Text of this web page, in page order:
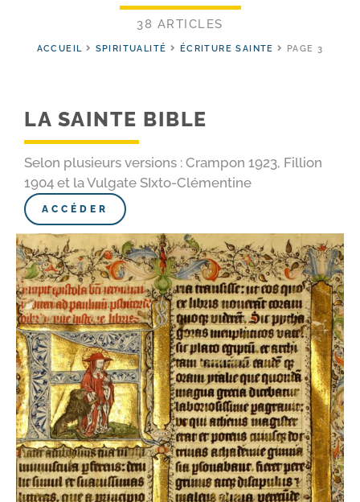
38 ARTICLES
ACCUEIL SPIRITUALITÉ ÉCRITURE SAINTE PAGE 3
LA SAINTE BIBLE
Selon plusieurs versions : Crampon 1923, Fillion
1904 et la Vulgate SIxto-Clémentine
ACCÉDER